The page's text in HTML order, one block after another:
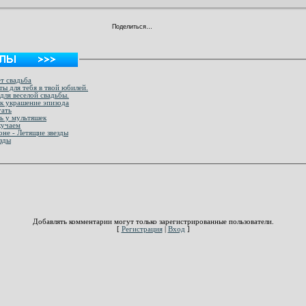
Поделиться…
свадьба
-Эти цветы для тебя в твой юбилей.
веселой свадьбы.
украшение эпизода
у мультяшек
- Летящие звезды
Добавлять комментарии могут только зарегистрированные пользователи.
[ Регистрация| Вход ]